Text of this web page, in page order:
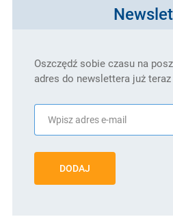
Oszczędź sobie czasu na
adres do newslettera już teraz
DODAJ